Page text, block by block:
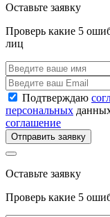
Оставьте заявку
Проверь какие 5
лиц
Подтверждаю
персональных
соглашение
Отправить заявку
Оставьте заявку
Проверь какие 5